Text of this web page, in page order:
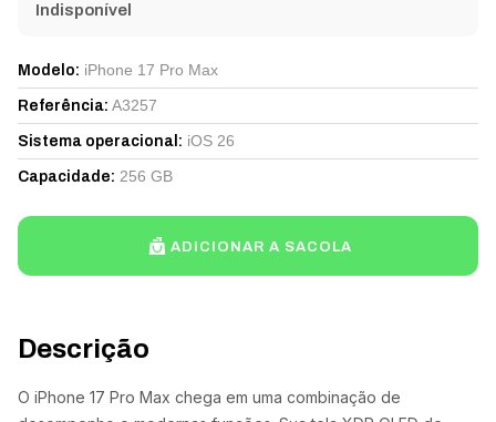
Descrição
O iPhone 17 Pro Max chega em uma combinação de
Indisponível
Modelo: iPhone 17 Pro Max
Referência: A3257
Sistema operacional : iOS 26
Capacidade: 256 GB
ADICIONAR A SACOLA